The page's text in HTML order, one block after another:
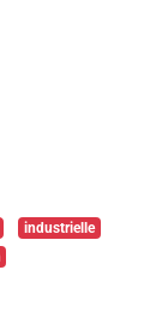
industrielle